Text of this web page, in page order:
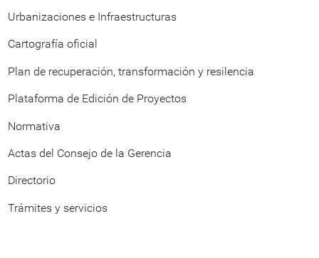
Urbanizaciones e Infraestructuras
Cartografía oficial
Plan de recuperación, transformación y resilencia
Plataforma de Edición de Proyectos
Normativa
Actas del Consejo de la Gerencia
Directorio
Trámites y servicios